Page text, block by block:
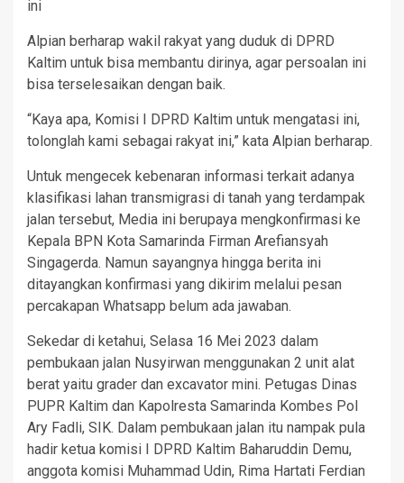
ini
Alpian berharap wakil rakyat yang duduk di DPRD
Kaltim untuk bisa membantu dirinya, agar persoalan ini
bisa terselesaikan dengan baik.
“Kaya apa, Komisi I DPRD Kaltim untuk mengatasi ini,
tolonglah kami sebagai rakyat ini,” kata Alpian berharap.
Untuk mengecek kebenaran informasi terkait adanya
klasifikasi lahan transmigrasi di tanah yang terdampak
jalan tersebut, Media ini berupaya mengkonfirmasi ke
Kepala BPN Kota Samarinda Firman Arefiansyah
Singagerda. Namun sayangnya hingga berita ini
ditayangkan konfirmasi yang dikirim melalui pesan
percakapan Whatsapp belum ada jawaban.
Sekedar di ketahui, Selasa 16 Mei 2023 dalam
pembukaan jalan Nusyirwan menggunakan 2 unit alat
berat yaitu grader dan excavator mini. Petugas Dinas
PUPR Kaltim dan Kapolresta Samarinda Kombes Pol
Ary Fadli, SIK. Dalam pembukaan jalan itu nampak pula
hadir ketua komisi I DPRD Kaltim Baharuddin Demu,
anggota komisi Muhammad Udin, Rima Hartati Ferdian